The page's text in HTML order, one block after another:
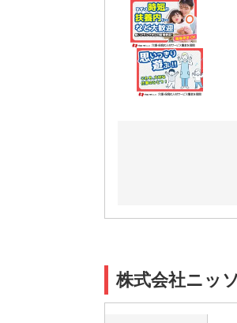
株式会社ニッ